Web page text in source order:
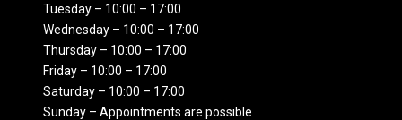
Tuesday – 10:00 – 17:00
Wednesday – 10:00 – 17:00
Thursday – 10:00 – 17:00
Friday – 10:00 – 17:00
Saturday – 10:00 – 17:00
Sunday – Appointments are possible